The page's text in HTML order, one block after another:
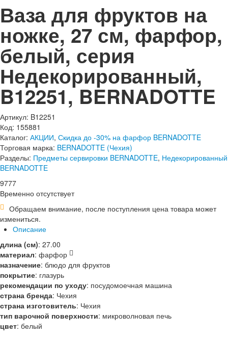
Ваза для фруктов на
ножке, 27 см, фарфор,
белый, серия
Недекорированный,
B12251, BERNADOTTE
Артикул: B12251
Код: 155881
Каталог: АКЦИИ, Скидка до -30% на фарфор BERNADOTTE
Торговая марка: BERNADOTTE (Чехия)
Разделы: Предметы сервировки BERNADOTTE, Недекорированный
BERNADOTTE
9777
Временно отсутствует
Обращаем внимание, после поступления цена товара может
измениться.
Описание
длина (см): 27.00
материал: фарфор
назначение: блюдо для фруктов
покрытие: глазурь
рекомендации по уходу: посудомоечная машина
страна бренда: Чехия
страна изготовитель: Чехия
тип варочной поверхности: микроволновая печь
цвет: белый